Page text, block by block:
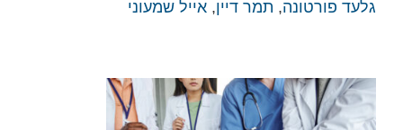
גלעד פורטונה, תמר דיין, אייל שמעוני